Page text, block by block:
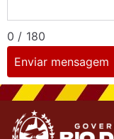
0 / 180
Enviar mensagem